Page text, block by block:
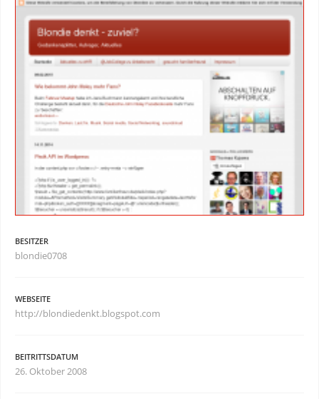
BESITZER
blondie0708
WEBSEITE
http://blondiedenkt.blogspot.com
BEITRITTSDATUM
26. Oktober 2008